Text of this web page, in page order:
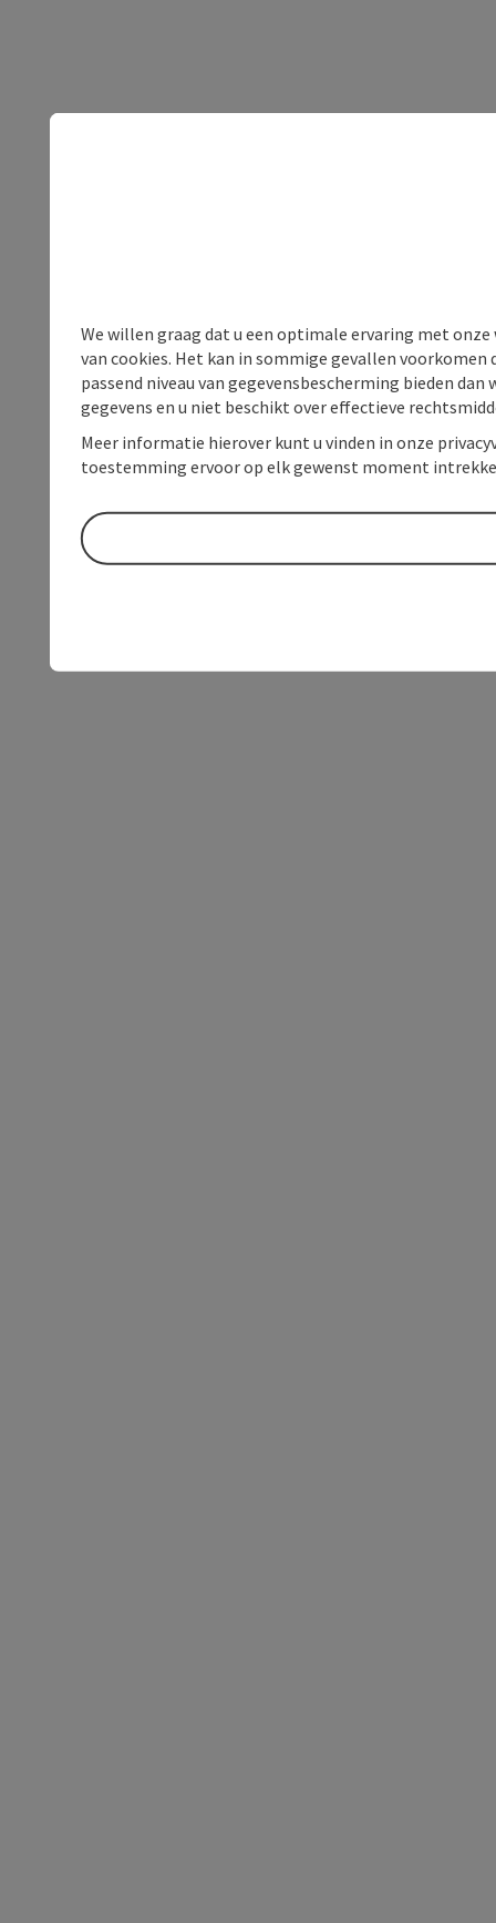
We willen graag dat u een optimale ervaring met
van cookies. Het kan in sommige gevallen voorkomen
passend niveau van gegevensbescherming bieden
gegevens en u niet beschikt over effectieve
Meer informatie hierover kunt u vinden in onze
toestemming ervoor op elk gewenst moment